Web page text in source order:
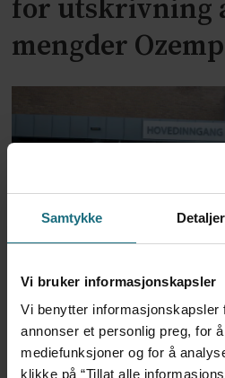
Samtykke Detaljer
Vi bruker informasjonskapsler
Vi benytter informasjonskapsler
annonser et personlig preg, for
mediefunksjoner og for å
klikke på “Tillat alle
for utskrivning
mengder
Feilmedisinert i